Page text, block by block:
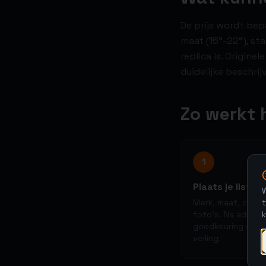
De prijs wordt
maat (15"-22"),
replica is.
duidelijke
Zo werkt
1
Plaats je listing
Merk, maat,
foto's. Na admin-
goedkeuring